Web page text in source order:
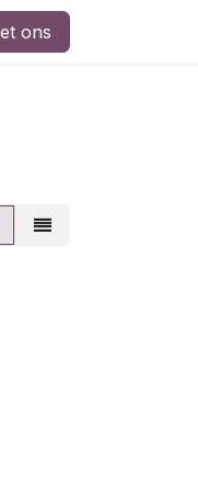
ons